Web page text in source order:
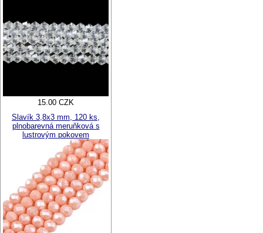
15.00 CZK
Slavík 3,8x3 mm, 120 ks,
plnobarevná meruňková s
lustrovým pokovem